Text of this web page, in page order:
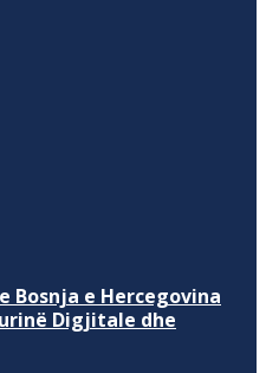
Bosnja e Hercegovina
Digjitale dhe